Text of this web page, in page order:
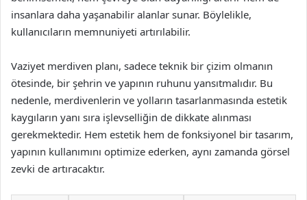
insanlara daha yaşanabilir alanlar sunar. Böylelikle,
kullanıcıların memnuniyeti artırılabilir.
Vaziyet merdiven planı, sadece teknik bir çizim olmanın
ötesinde, bir şehrin ve yapının ruhunu yansıtmalıdır. Bu
nedenle, merdivenlerin ve yolların tasarlanmasında estetik
kaygıların yanı sıra işlevselliğin de dikkate alınması
gerekmektedir. Hem estetik hem de fonksiyonel bir tasarım,
yapının kullanımını optimize ederken, aynı zamanda görsel
zevki de artıracaktır.